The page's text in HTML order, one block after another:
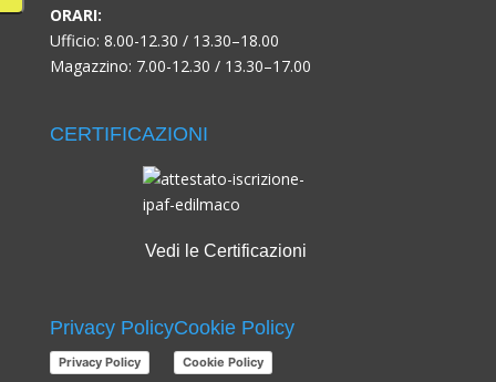
ORARI:
Ufficio: 8.00-12.30 / 13.30–18.00
Magazzino: 7.00-12.30 / 13.30–17.00
CERTIFICAZIONI
Vedi le Certificazioni
Privacy Policy
Privacy Policy
Cookie Policy
Cookie Policy